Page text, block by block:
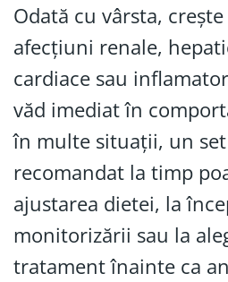
Odată cu vârsta,
afecțiuni renale,
cardiace sau
văd imediat în
în multe situații, un
recomandat la timp
ajustarea dietei, la
monitorizării sau la
tratament înainte ca